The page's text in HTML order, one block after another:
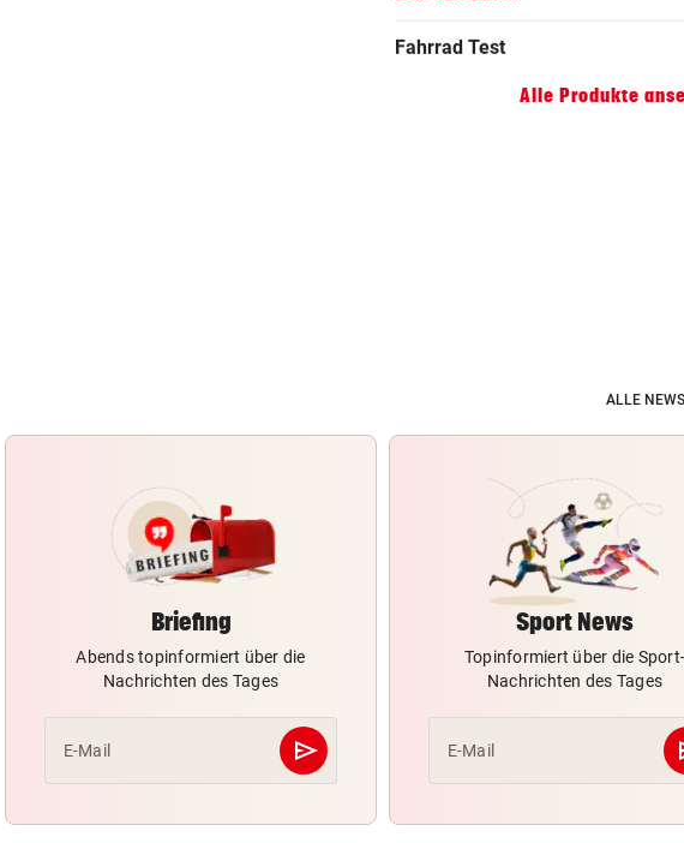
ZUM VERGLEICH
Alle Produkte
ALLE
Briefing
Abends topinformiert über die
Nachrichten des Tages
E-Mail send
Abschicken
Sport News
Topinformiert über die
Nachrichten des Tages
E-Mail